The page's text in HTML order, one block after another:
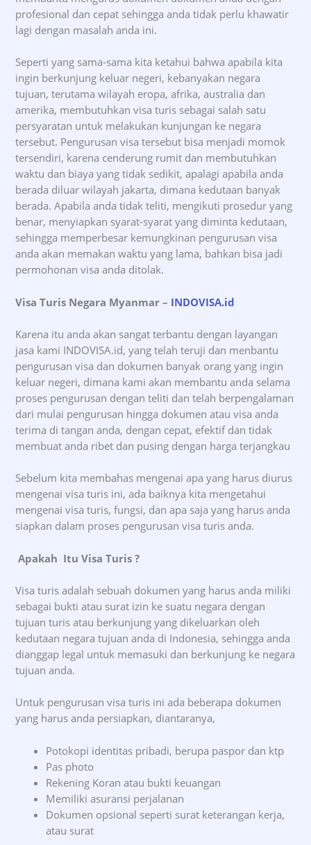
profesional dan cepat sehingga anda tidak perlu khawatir
lagi dengan masalah anda ini.
Seperti yang sama-sama kita ketahui bahwa apabila kita
ingin berkunjung keluar negeri, kebanyakan negara
tujuan, terutama wilayah eropa, afrika, australia dan
amerika, membutuhkan visa turis sebagai salah satu
persyaratan untuk melakukan kunjungan ke negara
tersebut. Pengurusan visa tersebut bisa menjadi momok
tersendiri, karena cenderung rumit dan membutuhkan
waktu dan biaya yang tidak sedikit, apalagi apabila anda
berada diluar wilayah jakarta, dimana kedutaan banyak
berada. Apabila anda tidak teliti, mengikuti prosedur yang
benar, menyiapkan syarat-syarat yang diminta kedutaan,
sehingga memperbesar kemungkinan pengurusan visa
anda akan memakan waktu yang lama, bahkan bisa jadi
permohonan visa anda ditolak.
Visa Turis Negara Myanmar – INDOVISA.id
Karena itu anda akan sangat terbantu dengan layangan
jasa kami INDOVISA.id, yang telah teruji dan menbantu
pengurusan visa dan dokumen banyak orang yang ingin
keluar negeri, dimana kami akan membantu anda selama
proses pengurusan dengan teliti dan telah berpengalaman
dari mulai pengurusan hingga dokumen atau visa anda
terima di tangan anda, dengan cepat, efektif dan tidak
membuat anda ribet dan pusing dengan harga terjangkau
Sebelum kita membahas mengenai apa yang harus diurus
mengenai visa turis ini, ada baiknya kita mengetahui
mengenai visa turis, fungsi, dan apa saja yang harus anda
siapkan dalam proses pengurusan visa turis anda.
Apakah Itu Visa Turis?
Visa turis adalah sebuah dokumen yang harus anda miliki
sebagai bukti atau surat izin ke suatu negara dengan
tujuan turis atau berkunjung yang dikeluarkan oleh
kedutaan negara tujuan anda di Indonesia, sehingga anda
dianggap legal untuk memasuki dan berkunjung ke negara
tujuan anda.
Untuk pengurusan visa turis ini ada beberapa dokumen
yang harus anda persiapkan, diantaranya,
Potokopi identitas pribadi, berupa paspor dan ktp
Pas photo
Rekening Koran atau bukti keuangan
Memiliki asuransi perjalanan
Dokumen opsional seperti surat keterangan kerja,
atau surat